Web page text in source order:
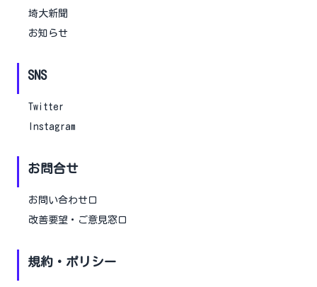
埼大新聞
お知らせ
SNS
Twitter
Instagram
お問合せ
お問い合わせ口
改善要望・ご意見窓口
規約・ポリシー